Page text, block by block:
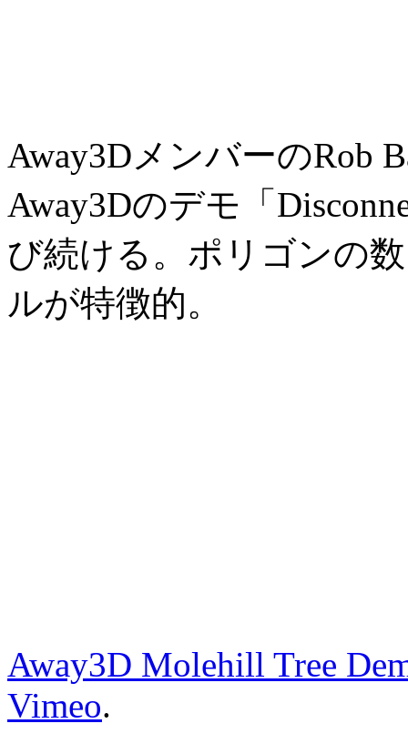
Away3DメンバーのRob
Away3Dのデモ「
び続ける。ポリゴンの
ルが特徴的。
Away3D Molehill Tree
Vimeo.